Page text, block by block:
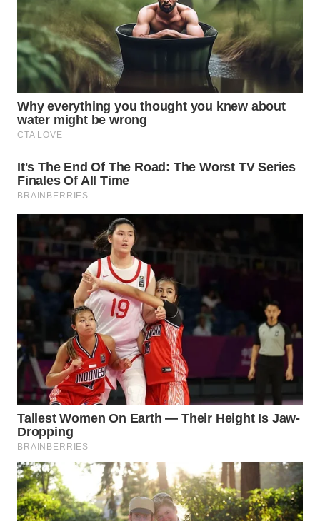
WN
DEPOK
WN
TAPANULI
UTARA
SAMOSIR
PADANG
WN
SUMEDANG
CIANJUR
WN
KEPULAUAN
SERIBU
WN
TANGERANG
WN
BINJAI